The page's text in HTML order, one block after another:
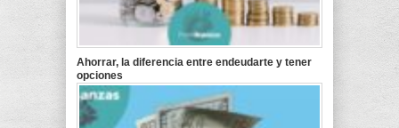
Ahorrar, la diferencia entre endeudarte y tener
opciones